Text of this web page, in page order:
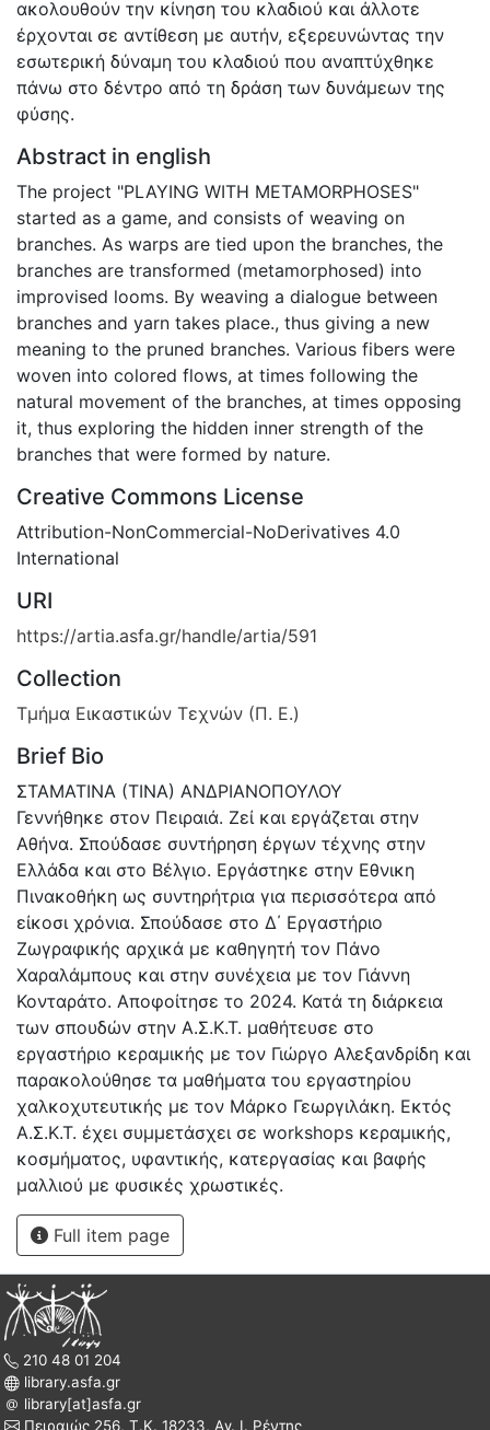
ακολουθούν την κίνηση του κλαδιού και άλλοτε
έρχονται σε αντίθεση με αυτήν, εξερευνώντας την
εσωτερική δύναμη του κλαδιού που αναπτύχθηκε
πάνω στο δέντρο από τη δράση των δυνάμεων της
φύσης.
Abstract in english
The project "PLAYING WITH METAMORPHOSES"
started as a game, and consists of weaving on
branches. As warps are tied upon the branches, the
branches are transformed (metamorphosed) into
improvised looms. By weaving a dialogue between
branches and yarn takes place., thus giving a new
meaning to the pruned branches. Various fibers were
woven into colored flows, at times following the
natural movement of the branches, at times opposing
it, thus exploring the hidden inner strength of the
branches that were formed by nature.
Creative Commons License
Attribution-NonCommercial-NoDerivatives 4.0
International
URI
https://artia.asfa.gr/handle/artia/591
Collection
Τμήμα Εικαστικών Τεχνών (Π. Ε.)
Brief Bio
ΣΤΑΜΑΤΙΝΑ (ΤΙΝΑ) ΑΝΔΡΙΑΝΟΠΟΥΛΟΥ
Γεννήθηκε στον Πειραιά. Ζεί και εργάζεται στην
Αθήνα. Σπούδασε συντήρηση έργων τέχνης στην
Ελλάδα και στο Βέλγιο. Εργάστηκε στην Εθνικη
Πινακοθήκη ως συντηρήτρια για περισσότερα από
είκοσι χρόνια. Σπούδασε στο Δ΄ Εργαστήριο
Ζωγραφικής αρχικά με καθηγητή τον Πάνο
Χαραλάμπους και στην συνέχεια με τον Γιάννη
Κονταράτο. Αποφοίτησε το 2024. Κατά τη διάρκεια
των σπουδών στην Α.Σ.Κ.Τ. μαθήτευσε στο
εργαστήριο κεραμικής με τον Γιώργο Αλεξανδρίδη και
παρακολούθησε τα μαθήματα του εργαστηρίου
χαλκοχυτευτικής με τον Μάρκο Γεωργιλάκη. Εκτός
Α.Σ.Κ.Τ. έχει συμμετάσχει σε workshops κεραμικής,
κοσμήματος, υφαντικής, κατεργασίας και βαφής
μαλλιού με φυσικές χρωστικές.
Full item page
210 48 01 204
library.asfa.gr
library[at]asfa.gr
Πειραιώς 256, Τ.Κ. 18233, Αγ. Ι. Ρέντης